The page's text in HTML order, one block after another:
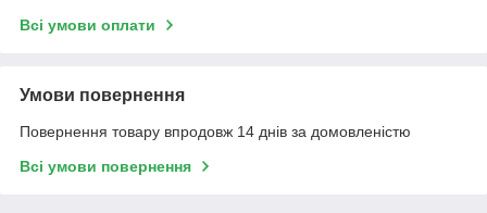
Всі умови оплати
Умови повернення
Повернення товару впродовж 14 днів за домовленістю
Всі умови повернення